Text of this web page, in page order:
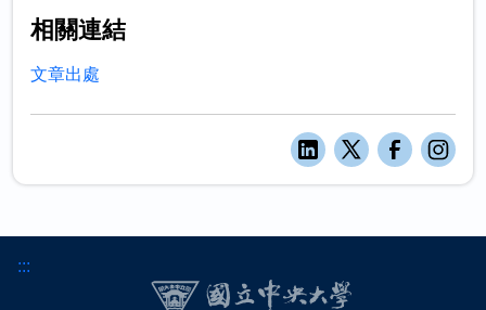
相關連結
文章出處
:::